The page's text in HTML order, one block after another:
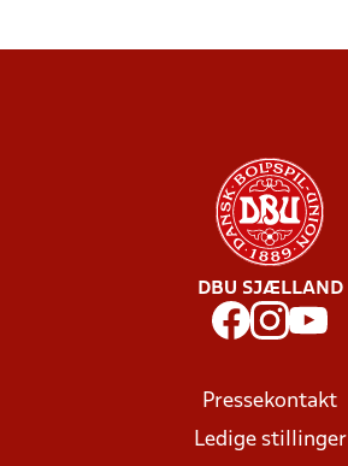
DBU SJÆLLAND
Pressekontakt
Ledige stillinger